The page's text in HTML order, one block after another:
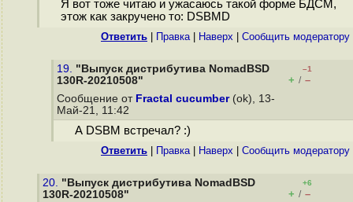
Я вот тоже читаю и ужасаюсь такой форме БДСМ,
этож как закручено то: DSBMD
Ответить Правка| Наверх Cообщить модератору
19. "Выпуск дистрибутива NomadBSD
130R-20210508"
–1
+ / –
Сообщение от Fractal cucumber(ok), 13-
Май-21, 11:42
А DSBM встречал? :)
Ответить Правка| Наверх Cообщить модератору
20. "Выпуск дистрибутива NomadBSD
130R-20210508"
+6
+ / –